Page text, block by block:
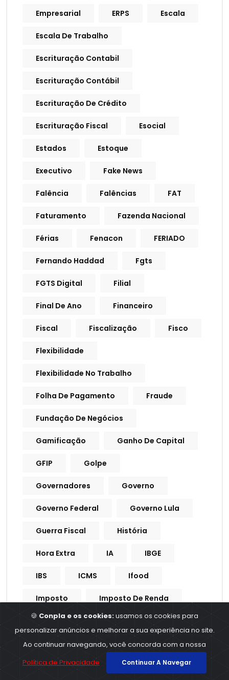
Empresarial ERPS Escala
Escala De Trabalho
Escrituração Contabil
Escrituração Contábil
Escrituração De Crédito
Escrituração Fiscal Esocial
Estados Estoque
Executivo Fake News
Falência Falências FAT
Faturamento Fazenda Nacional
Férias Fenacon FERIADO
Fernando Haddad Fgts
FGTS Digital Filial
Final De Ano Financeiro
Fiscal Fiscalização Fisco
Flexibilidade
Flexibilidade No Trabalho
Folha De Pagamento Fraude
Fundação De Negócios
Gamificação Ganho De Capital
GFIP Golpe
Governadores Governo
Governo Federal Governo Lula
Guerra Fiscal História
Hora Extra IA IBGE
IBS ICMS Ifood
Imposto Imposto De Renda
Imposto De Renda
Imposto Do Pecado
Imposto Seletivo
🍪 Conpla e os cookies:usamos os cookies para
personalizar anúncios e melhorar a sua experiência no site.
Ao continuar navegando, você concorda com a nossa
Política de Privacidade
Continuar A Navegar